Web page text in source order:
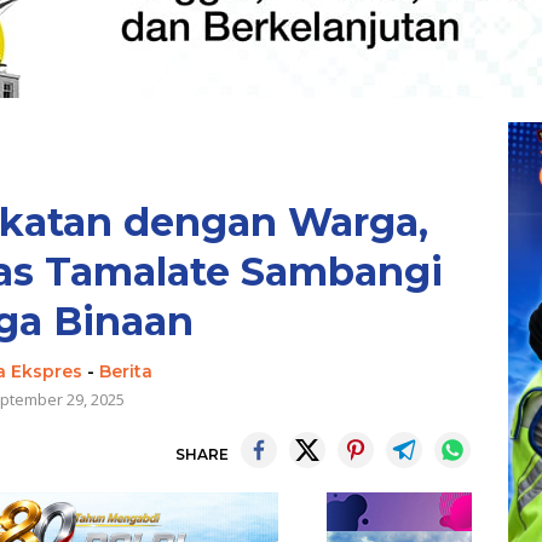
dengan Warga,
Tamalate Sambangi
Binaan
Ekspres - Berita
29, 2025
SHARE